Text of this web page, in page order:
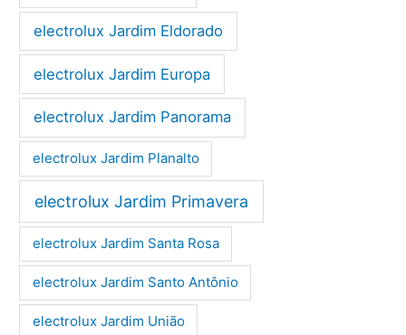
electrolux Jardim Eldorado
electrolux Jardim Europa
electrolux Jardim Panorama
electrolux Jardim Planalto
electrolux Jardim Primavera
electrolux Jardim Santa Rosa
electrolux Jardim Santo Antônio
electrolux Jardim União